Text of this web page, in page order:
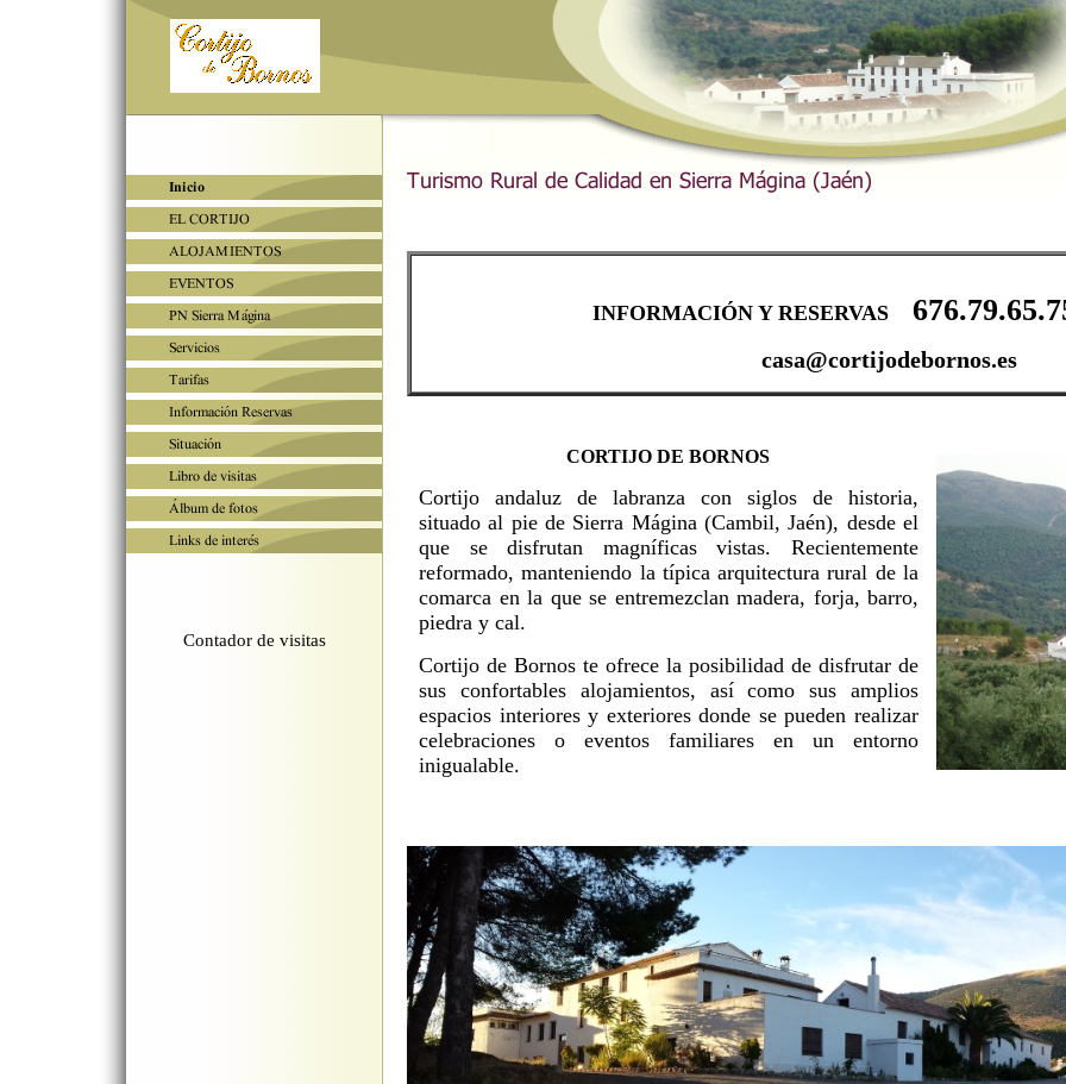
Contador de visitas
INFORMACIÓN Y RESERVAS
casa@cortijodebornos.es
CORTIJO DE BORNOS
Cortijo andaluz de labranza con siglos de historia,
situado al pie de Sierra Mágina (Cambil, Jaén), desde el
que se disfrutan magníficas vistas. Recientemente
reformado, manteniendo la típica arquitectura rural de la
comarca en la que se entremezclan madera, forja, barro,
piedra y cal.
Cortijo de Bornos te ofrece la posibilidad de disfrutar de
sus confortables alojamientos, así como sus amplios
espacios interiores y exteriores donde se pueden realizar
celebraciones o eventos familiares en un entorno
inigualable.